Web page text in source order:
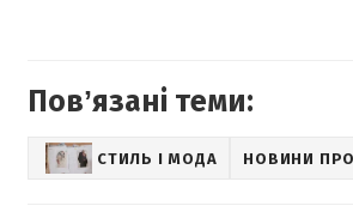
Повʼязані теми:
СТИЛЬ І МОДА НОВИНИ